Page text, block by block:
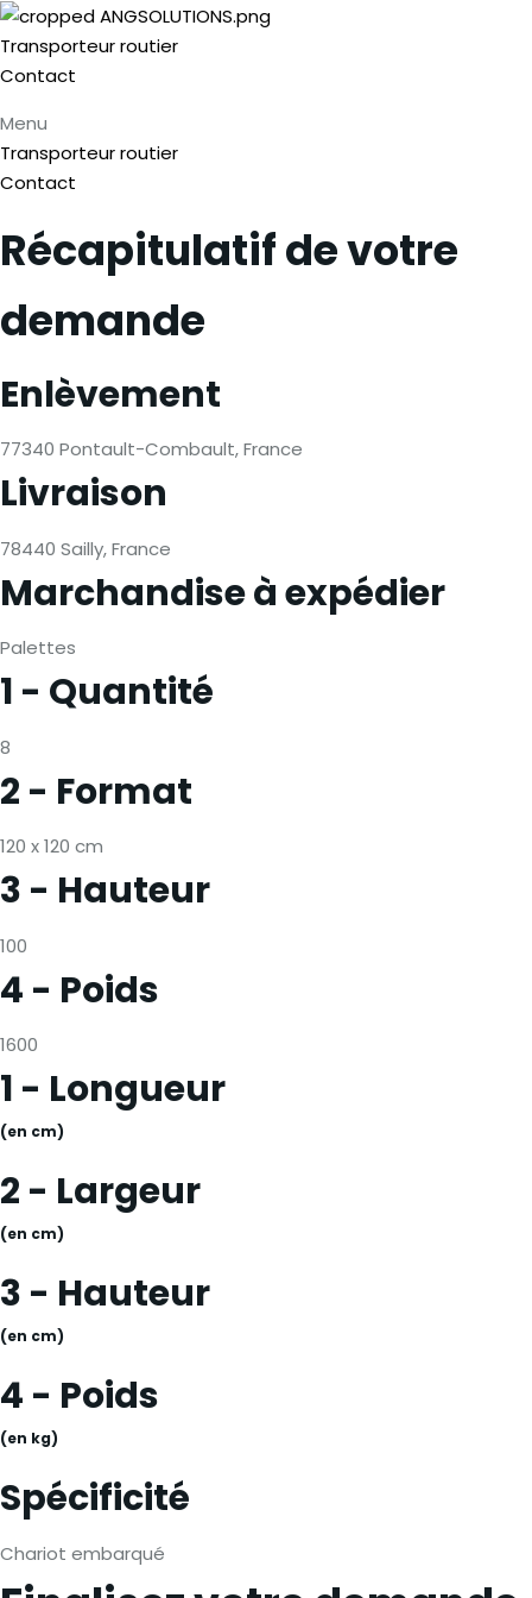
Transporteur routier
Contact
Menu
Transporteur routier
Contact
Récapitulatif de votre
demande
Enlèvement
77340 Pontault-Combault, France
Livraison
78440 Sailly, France
Marchandise à expédier
Palettes
1 - Quantité
8
2 - Format
120 x 120 cm
3 - Hauteur
100
4 - Poids
1600
1 - Longueur
(en cm)
2 - Largeur
(en cm)
3 - Hauteur
(en cm)
4 - Poids
(en kg)
Spécificité
Chariot embarqué